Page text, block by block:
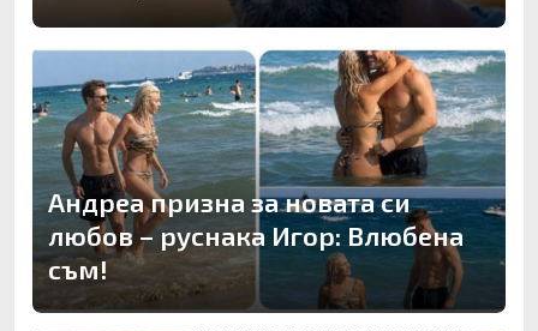
Андреа призна за новата си
любов – руснака Игор: Влюбена
съм!